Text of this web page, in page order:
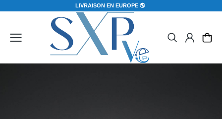
LIVRAISON EN EUROPE 